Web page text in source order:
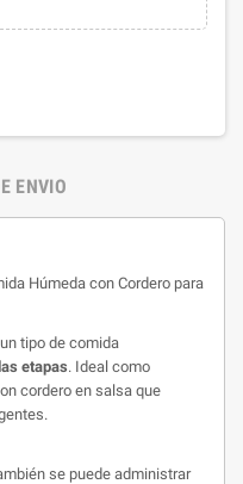
ENVIO
Húmeda con Cordero para
tipo de comida
etapas. Ideal como
cordero en salsa que
se puede administrar